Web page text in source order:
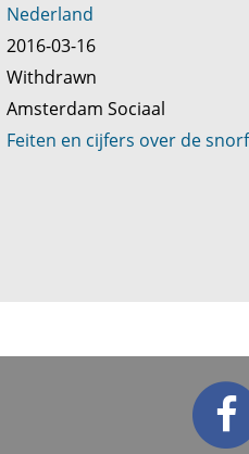
Nederland
2016-03-16
Withdrawn
Amsterdam Sociaal
Feiten en cijfers over de